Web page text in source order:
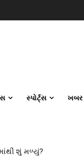
સ્પોર્ટ્સ ખબર
શું મળ્યું?